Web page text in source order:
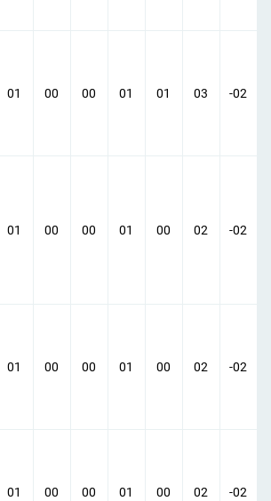
01 00 00 01 01 03 -02
01 00 00 01 00 02 -02
01 00 00 01 00 02 -02
01 00 00 01 00 02 -02